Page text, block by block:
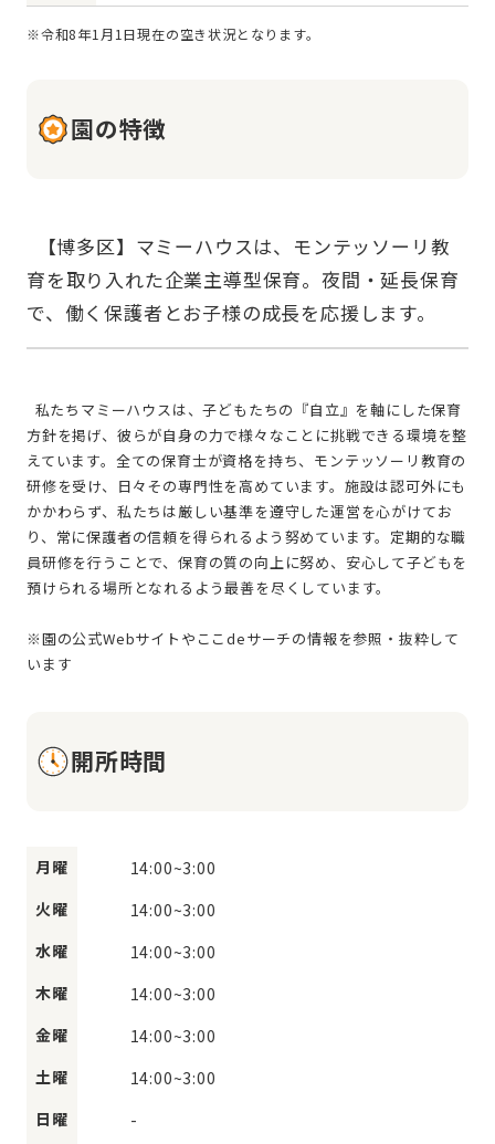
※令和8年1月1日現在の空き状況となります。
園の特徴
育を取り入れた企業主導型保育。夜間・延長保育
方針を掲げ、彼らが自身の力で様々なことに挑戦できる環境を整
えています。全ての保育士が資格を持ち、モンテッソーリ教育の
研修を受け、日々その専門性を高めています。施設は認可外にも
かかわらず、私たちは厳しい基準を遵守した運営を心がけてお
り、常に保護者の信頼を得られるよう努めています。定期的な職
員研修を行うことで、保育の質の向上に努め、安心して子どもを
預けられる場所となれるよう最善を尽くしています。
※園の公式Webサイトやここdeサーチの情報を参照・抜粋して
開所時間
月曜 14:00~3:00
火曜
14:00~3:00
水曜
14:00~3:00
木曜
14:00~3:00
金曜
14:00~3:00
土曜
14:00~3:00
日曜
-